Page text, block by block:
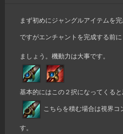
まず初めにジャングルアイテムを完
ですがエンチャントを完成する前に
ましょう。機動力は大事です。
基本的にはこの２択になってくると
こちらを積む場合は視界
す。